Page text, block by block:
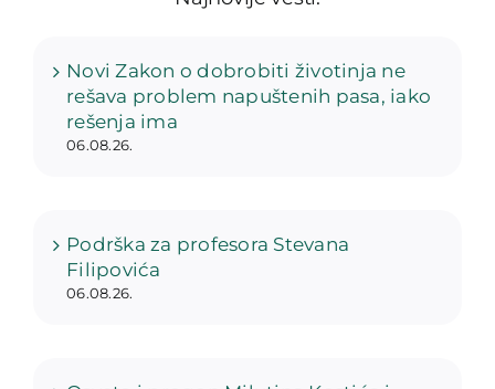
Novi Zakon o dobrobiti životinja ne
rešava problem napuštenih pasa, iako
rešenja ima
06.08.26.
Podrška za profesora Stevana
Filipovića
06.08.26.